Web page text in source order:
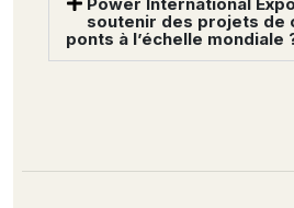
soutenir des projets de
ponts à l’échelle mondiale